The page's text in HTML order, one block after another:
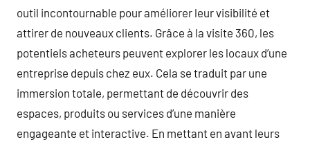
outil incontournable pour améliorer leur visibilité et
attirer de nouveaux clients. Grâce à la visite 360, les
potentiels acheteurs peuvent explorer les locaux d’une
entreprise depuis chez eux. Cela se traduit par une
immersion totale, permettant de découvrir des
espaces, produits ou services d’une manière
engageante et interactive. En mettant en avant leurs